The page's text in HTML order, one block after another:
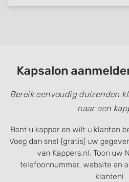
Kapsalon
Bereik eenvoudig duizenden
naar een
Bent u kapper en wilt u klanten
Voeg dan snel (gratis) uw
van Kappers.nl. Toon uw
telefoonnummer, website en
klanten!